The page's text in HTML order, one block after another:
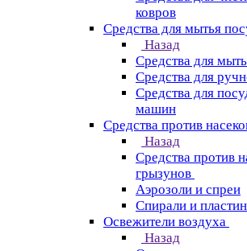
ковров
Средства для мытья
Назад
Средства для
Средства для
Средства для
машин
Средства против
Назад
Средства против
грызунов
Аэрозоли и спреи
Спирали и
Освежители воздуха
Назад